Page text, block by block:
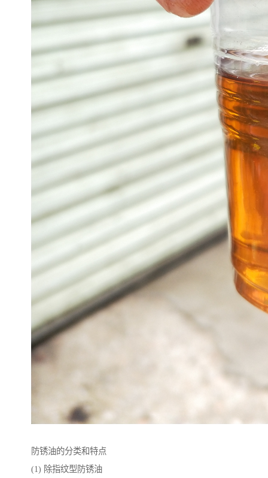
防锈油的分类和特点
(1) 除指纹型防锈油